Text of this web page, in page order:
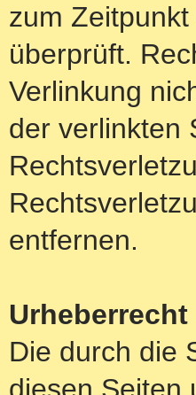
zum
überprüft.
Verlinkung
der verlinkten
entfernen.
Urheberrecht
Die durch die